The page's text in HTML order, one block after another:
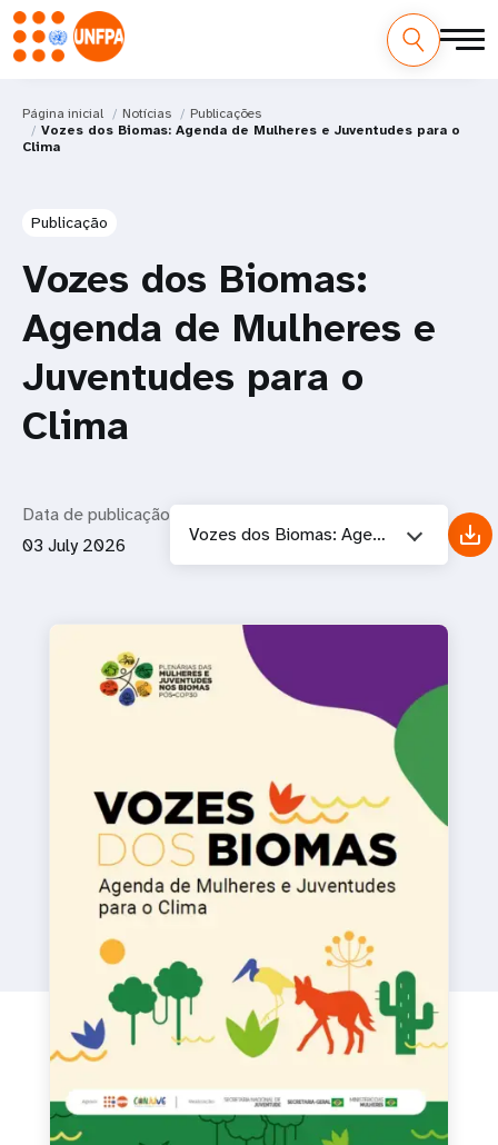
Página inicial Notícias
Publicações
Vozes dos Biomas: Agenda de Mulheres e Juventudes para o
Clima
Publicação
Vozes dos Biomas:
Agenda de Mulheres e
Juventudes para o
Clima
Data de publicação
03 July 2026
Vozes dos Biomas: Agenda de Mulheres e Juventudes para o Clima